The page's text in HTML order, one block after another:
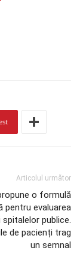
Articolul următor
o formulă
pentru evaluarea
publice.
de pacienți trag
un semnal